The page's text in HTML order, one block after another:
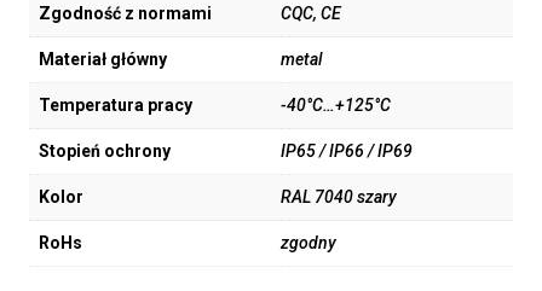
Zgodność z normami CQC, CE
Materiał główny metal
Temperatura pracy -40°C…+125°C
Stopień ochrony IP65 / IP66 / IP69
Kolor RAL 7040 szary
RoHs zgodny